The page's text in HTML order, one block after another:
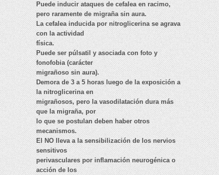
Puede inducir ataques de cefalea en racimo,
pero raramente de migraña sin aura.
La cefalea inducida por nitroglicerina se agrava
con la actividad
física.
Puede ser púlsatil y asociada con foto y
fonofobia (carácter
migrañoso sin aura).
Demora de 3 a 5 horas luego de la exposición a
la nitroglicerina en
migrañosos, pero la vasodilatación dura más
que la migraña, por
lo que se postulan deben haber otros
mecanismos.
El NO lleva a la sensibilización de los nervios
sensitivos
perivasculares por inflamación neurogénica o
acción de los